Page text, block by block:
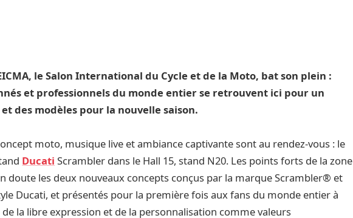
le Salon International du Cycle et de la Moto, bat son plein :
et professionnels du monde entier se retrouvent ici pour un
des modèles pour la nouvelle saison.
moto, musique live et ambiance captivante sont au rendez-vous : le
Ducati Scrambler dans le Hall 15, stand N20. Les points forts de la zone
doute les deux nouveaux concepts conçus par la marque Scrambler® et
Ducati, et présentés pour la première fois aux fans du monde entier à
la libre expression et de la personnalisation comme valeurs